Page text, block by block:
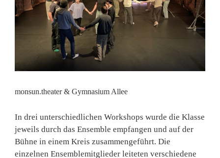
monsun.theater & Gymnasium Allee
In drei unterschiedlichen Workshops wurde die Klasse
jeweils durch das Ensemble empfangen und auf der
Bühne in einem Kreis zusammengeführt. Die
einzelnen Ensemblemitglieder leiteten verschiedene